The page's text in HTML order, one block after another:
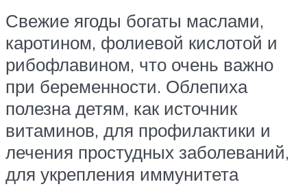
Свежие ягоды богаты маслами,
каротином, фолиевой кислотой и
рибофлавином, что очень важно
при беременности. Облепиха
полезна детям, как источник
витаминов, для профилактики и
лечения простудных заболеваний,
для укрепления иммунитета